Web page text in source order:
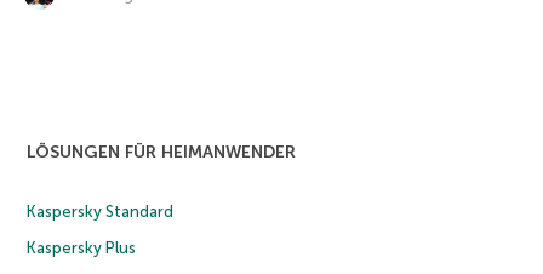
LÖSUNGEN FÜR HEIMANWENDER
Kaspersky Standard
Kaspersky Plus